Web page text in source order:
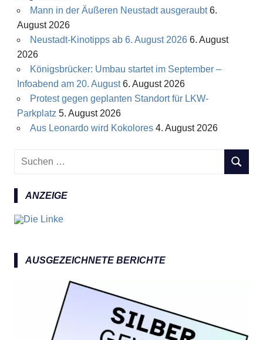
Mann in der Äußeren Neustadt ausgeraubt 6.
August 2026
Neustadt-Kinotipps ab 6. August 2026 6. August
2026
Königsbrücker: Umbau startet im September –
Infoabend am 20. August 6. August 2026
Protest gegen geplanten Standort für LKW-
Parkplatz 5. August 2026
Aus Leonardo wird Kokolores 4. August 2026
c
h
e
S
ANZEIGE
AUSGEZEICHNETE BERICHTE